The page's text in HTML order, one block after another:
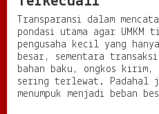
Transparansi dalam
pondasi utama agar UMKM
pengusaha kecil yang
besar, sementara
bahan baku, ongkos
sering terlewat. Padahal
menumpuk menjadi beban